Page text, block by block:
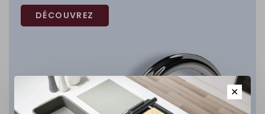
DÉCOUVREZ
✕